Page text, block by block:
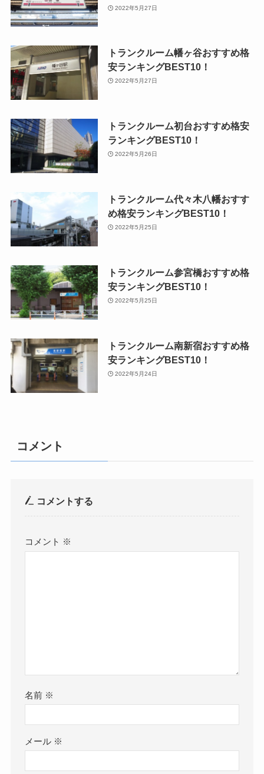
2022年5月27日
トランクルーム幡ヶ谷おすすめ格
安ランキングBEST10！
2022年5月27日
トランクルーム初台おすすめ格安
ランキングBEST10！
2022年5月26日
トランクルーム代々木八幡おすす
め格安ランキングBEST10！
2022年5月25日
トランクルーム参宮橋おすすめ格
安ランキングBEST10！
2022年5月25日
トランクルーム南新宿おすすめ格
安ランキングBEST10！
2022年5月24日
コメント
コメントする
コメント ※
名前 ※
メール ※